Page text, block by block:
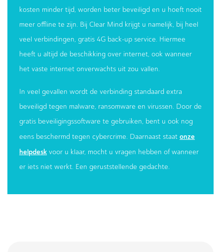
kosten minder tijd, worden beter beveiligd en u hoeft nooit
meer offline te zijn. Bij Clear Mind krijgt u namelijk, bij heel
veel verbindingen, gratis 4G back-up service. Hiermee
heeft u altijd de beschikking over internet, ook wanneer
het vaste internet onverwachts uit zou vallen.
In veel gevallen wordt de verbinding standaard extra
beveiligd tegen malware, ransomware en virussen. Door de
gratis beveiligingssoftware te gebruiken, bent u ook nog
eens beschermd tegen cybercrime. Daarnaast staat onze
helpdesk voor u klaar, mocht u vragen hebben of wanneer
er iets niet werkt. Een geruststellende gedachte.